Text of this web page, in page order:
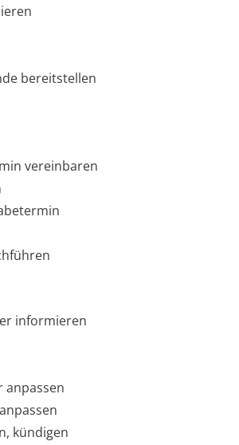
bereitstellen
vereinbaren
informieren
anpassen
kündigen